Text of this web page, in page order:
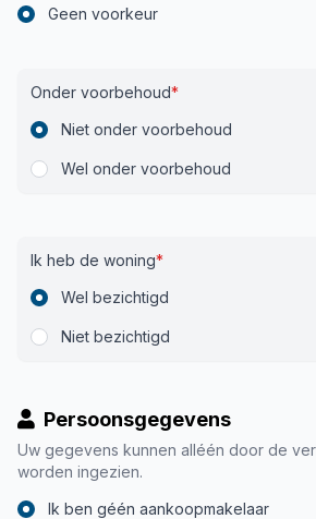
Geen voorkeur
Onder voorbehoud*
Niet onder voorbehoud
Wel onder voorbehoud
Ik heb de woning*
Wel bezichtigd
Niet bezichtigd
Persoonsgegevens
Uw gegevens kunnen alléén door de
worden ingezien.
Ik ben géén aankoopmakelaar